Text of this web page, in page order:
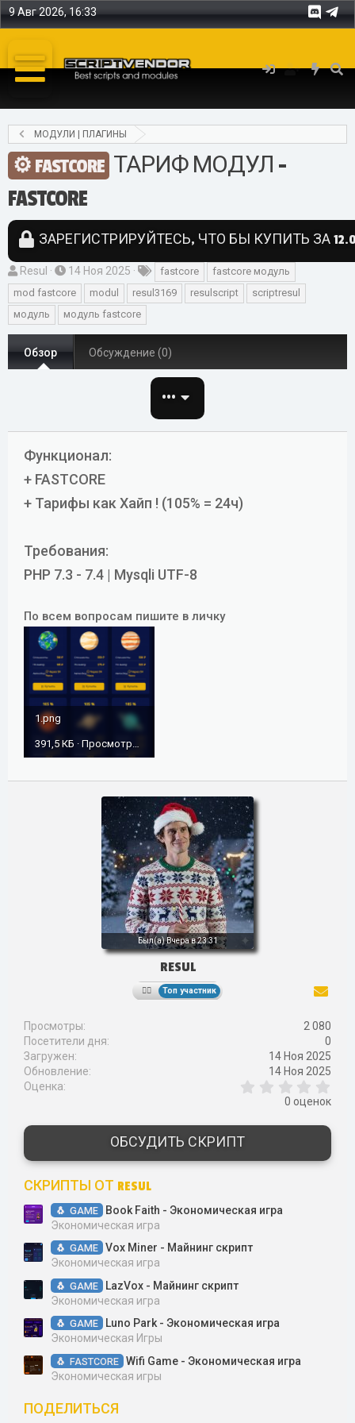
9 Авг 2026, 16:33
МОДУЛИ | ПЛАГИНЫ
FASTCORE ТАРИФ МОДУЛ -
FASTCORE
ЗАРЕГИСТРИРУЙТЕСЬ, ЧТО БЫ КУПИТЬ ЗА
А
в
т
о
Resul
Д
а
т
а
н
и
я
14 Ноя 2025
Т
е
г
fastcore
fastcore модуль
mod fastcore
modul resul3169 resulscript
scriptresul
модуль
модуль fastcore
Обзор Обсуждение (0)
•••
Функционал:
+ FASTCORE
+ Тарифы как Хайп ! (105% = 24ч)
Требования:
PHP 7.3 - 7.4 | Mysqli UTF-8
По всем вопросам пишите в личку
1.png
391,5 КБ · Просмотры: 133
Был(а)Вчера в 23:31
RESUL
Топ участник
Просмотры
2 080
Посетители дня
0
Загружен
14 Ноя 2025
Обновление
14 Ноя 2025
Оценка
,
з
в
0 оценок
ОБСУДИТЬ СКРИПТ
СКРИПТЫ ОТ RESUL
GAME
Book Faith - Экономическая игра
Экономическая игра
GAME Vox Miner - Майнинг скрипт
Экономическая игра
GAME
LazVox - Майнинг скрипт
Экономическая игра
GAME
Luno Park - Экономическая игра
Экономическая Игры
FASTCORE Wifi Game - Экономическая игра
Экономическая игры
ПОДЕЛИТЬСЯ